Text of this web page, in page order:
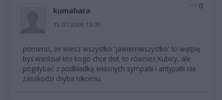
kumahara
15.07.2009 13:05
0
pomimo, że wiesz wszystko 'jawiemwszystko' to wątpię
byś wiedział kto kogo chce dot. to również Kubicy, ale
pogdybać z podkładką własnych sympatii i antypatii nie
zaszkodzi chyba nikomu.